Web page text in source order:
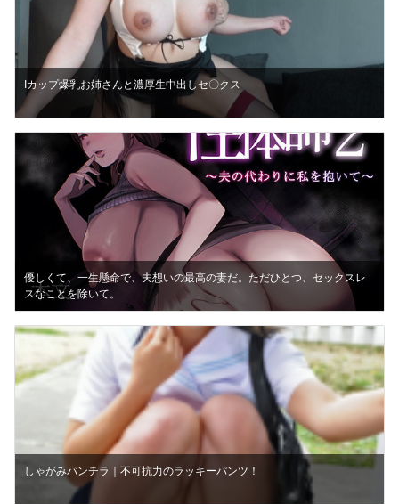
Iカップ爆乳お姉さんと濃厚生中出しセ〇クス
優しくて、一生懸命で、夫想いの最高の妻だ。ただひとつ、セックスレ
スなことを除いて。
しゃがみパンチラ｜不可抗力のラッキーパンツ！